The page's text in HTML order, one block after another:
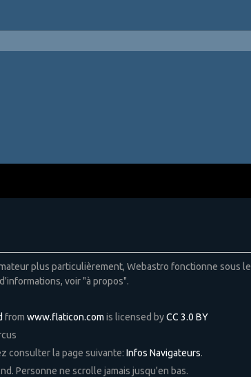
plus particulièrement, Webastro fonctionne sous le
voir "à propos".
from www.flaticon.com is licensed byCC 3.0 BY
consulter la page suivante: Infos Navigateurs.
Personne ne scrolle jamais jusqu'en bas.